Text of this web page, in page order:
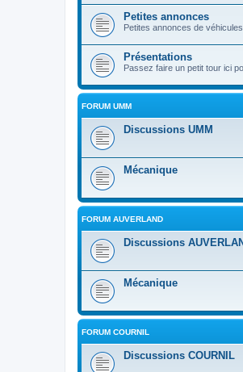
Petites annonces
Petites annonces de
Présentations
Passez faire un petit tour ici
FORUM UMM
Discussions UMM
Mécanique
FORUM AUVERLAND
Discussions
Mécanique
FORUM COURNIL
Discussions COURNIL